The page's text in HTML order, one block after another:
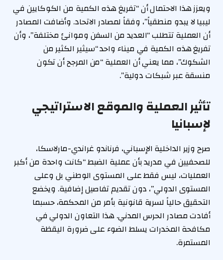
ويعزز هذا الاحتمال أن “تفريغ هذه الكمية من الكوكايين في
ليبيا لا يبدو منطقياً”، وفقاً لمصادر الاتحاد. وأضافت المصادر
أن العملية تتطلب “العديد من السفن وموانئ مختلفة”، وأن
تفريغ هذه الكمية في ميناء واحد “سيثير الكثير من
الشكوك”، مما يعني أن العملية “من المرجح أن تكون
منسقة عبر شبكات دولية”.
تأثير العملية والموقع الاستراتيجي
لإسبانيا
صرح وزير الداخلية الإسباني، فرناندو غراندي-مارلاسكا،
للصحفيين في مدريد بأن عملية الضبط “كانت واحدة من أكبر
العمليات، ليس فقط على المستوى الوطني بل وعلى
المستوى الدولي”، دون تقديم تفاصيل إضافية. ويخضع
التحقيق حالياً لسرية قانونية بأمر من المحكمة، حسبما
أفادت مصادر الحرس المدني. هذا التعاون الدولي في
مكافحة المخدرات يسلط الضوء على ضرورة اليقظة
المستمرة.